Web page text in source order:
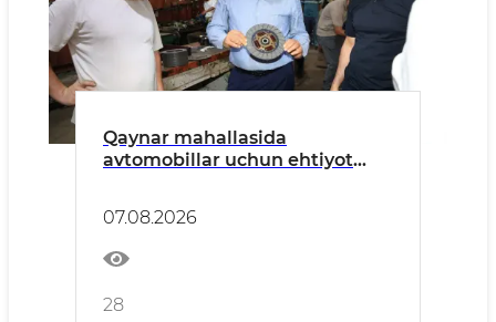
Qaynar mahallasida
avtomobillar uchun ehtiyot
07.08.2026
28